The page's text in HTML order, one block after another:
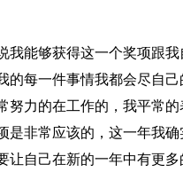
我能够获得这一个奖项跟
的每一件事情我都会尽自
努力的在工作的，我平常
是非常应该的，这一年我
让自己在新的一年中有更多